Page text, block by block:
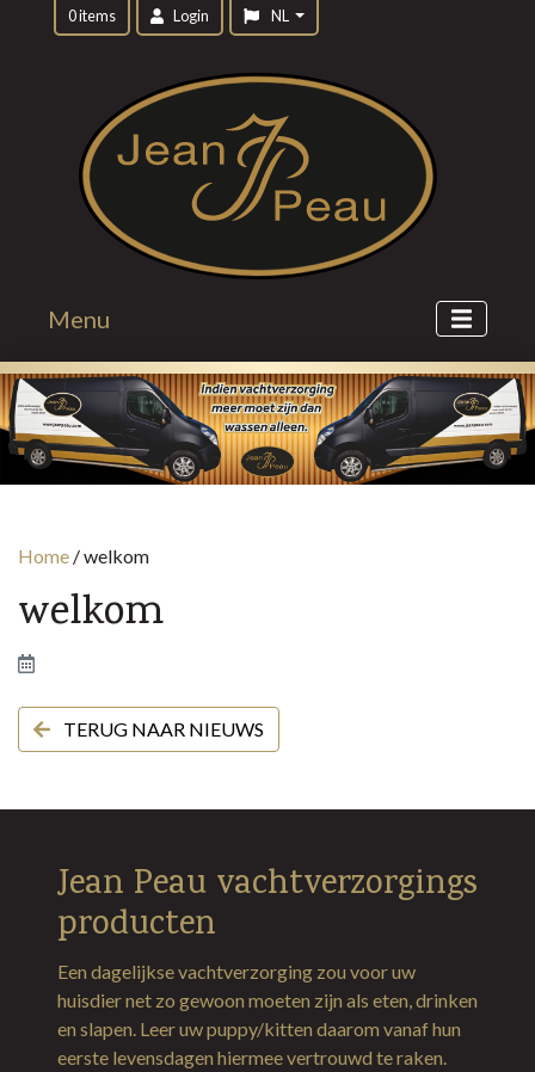
0 items Login NL
Menu
Home /welkom
welkom
TERUG NAAR NIEUWS
Jean Peau vachtverzorgings
producten
Een dagelijkse vachtverzorging zou voor uw
huisdier net zo gewoon moeten zijn als eten, drinken
en slapen. Leer uw puppy/kitten daarom vanaf hun
eerste levensdagen hiermee vertrouwd te raken.